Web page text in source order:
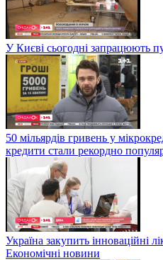
У Києві сьогодні запрацюють
50 мільярдів гривень у
кредити стали рекордно
Україна закупить інноваційні
Економічні новини